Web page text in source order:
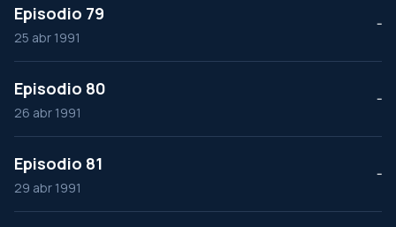
Episodio 79
25 abr 1991
--
Episodio 80
26 abr 1991
--
Episodio 81
29 abr 1991
--